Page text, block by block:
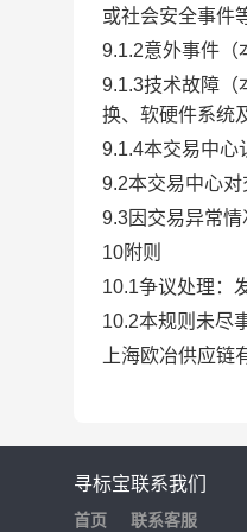
或社会安全事件
9.1.2意外事件（
9.1.3技术故障（
换、软硬件系统
9.1.4本交易中心
9.2本交易中心对
9.3因交易异常情
10附则
10.1争议处理：
10.2本规则未尽
上海欧冶供应
寻标宝
首页
联系我们
联系客服